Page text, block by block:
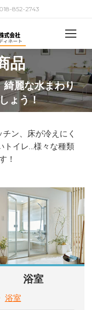
018-852-2743
品
綺麗な水まわり
ょう！
ン、床が冷えにく
トイレ…様々な種類
！
浴室
浴室